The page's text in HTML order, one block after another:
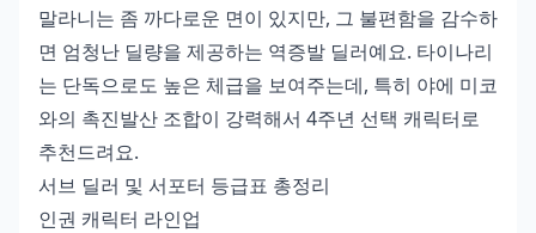
말라니는 좀 까다로운 면이 있지만, 그 불편함을 감수하
면 엄청난 딜량을 제공하는 역증발 딜러예요. 타이나리
는 단독으로도 높은 체급을 보여주는데, 특히 야에 미코
와의 촉진발산 조합이 강력해서 4주년 선택 캐릭터로
추천드려요.
서브 딜러 및 서포터 등급표 총정리
인권 캐릭터 라인업